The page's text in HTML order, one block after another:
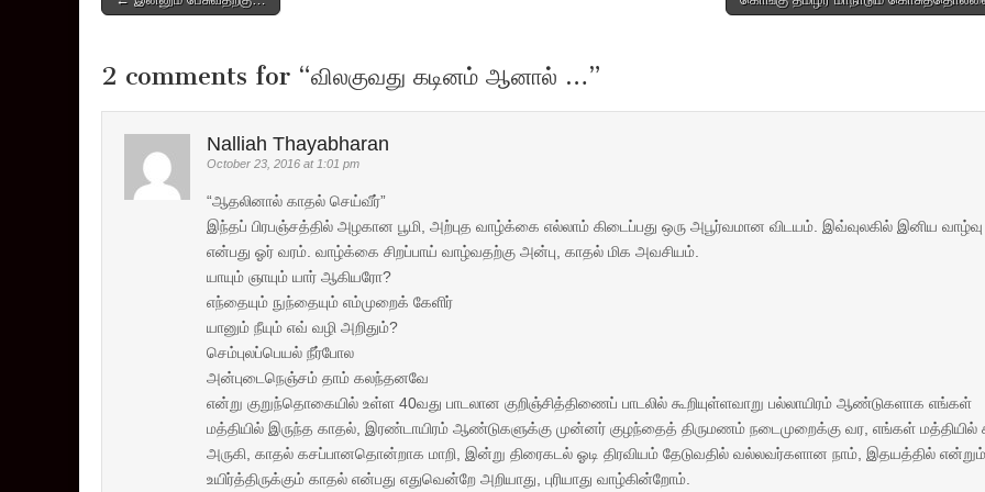
2 comments for “விலகுவது கடினம் ஆனால் …”
Nalliah Thayabharan
October 23, 2016 at 1:01 pm
“ஆதலினால் காதல் செய்வீர்”
இந்தப் பிரபஞ்சத்தில் அழகான பூமி, அற்புத வாழ்க்கை எல்லாம் கிடைப்பது ஒரு அபூர்வமான விடயம். இவ்வுலகில் இனிய வாழ்வு
என்பது ஓர் வரம். வாழ்க்கை சிறப்பாய் வாழ்வதற்கு அன்பு, காதல் மிக அவசியம்.
யாயும் ஞாயும் யார் ஆகியரோ?
எந்தையும் நுந்தையும் எம்முறைக் கேளிர்
யானும் நீயும் எவ் வழி அறிதும்?
செம்புலப்பெயல் நீர்போல
அன்புடைநெஞ்சம் தாம் கலந்தனவே
என்று குறுந்தொகையில் உள்ள 40வது பாடலான குறிஞ்சித்திணைப் பாடலில் கூறியுள்ளவாறு பல்லாயிரம் ஆண்டுகளாக எங்கள்
மத்தியில் இருந்த காதல், இரண்டாயிரம் ஆண்டுகளுக்கு முன்னர் குழந்தைத் திருமணம் நடைமுறைக்கு வர, எங்கள் மத்தியில்
அருகி, காதல் கசப்பானதொன்றாக மாறி, இன்று திரைகடல் ஓடி திரவியம் தேடுவதில் வல்லவர்களான நாம், இதயத்தில் என்றும்
உயிர்த்திருக்கும் காதல் என்பது எதுவென்றே அறியாது, புரியாது வாழ்கின்றோம்.